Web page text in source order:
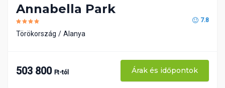
Annabella Park
7.8
Törökország Alanya
503 800 Ft-tól Árak és időpontok